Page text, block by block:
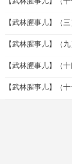
【武林腥事儿】（
【武林腥事儿】（九
【武林腥事儿】（
【武林腥事儿】（